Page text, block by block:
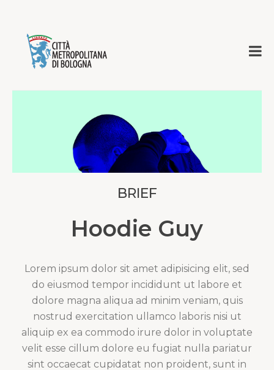
BRIEF
Hoodie Guy
Lorem ipsum dolor sit amet adipisicing elit, sed
do eiusmod tempor incididunt ut labore et
dolore magna aliqua ad minim veniam, quis
nostrud exercitation ullamco laboris nisi ut
aliquip ex ea commodo irure dolor in voluptate
velit esse cillum dolore eu fugiat nulla pariatur
sint occaecat cupidatat non proident, sunt in